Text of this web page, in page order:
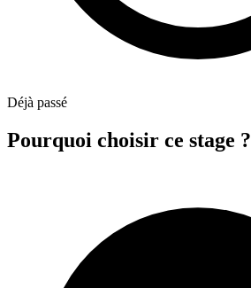
Déjà passé
Pourquoi choisir ce stage ?